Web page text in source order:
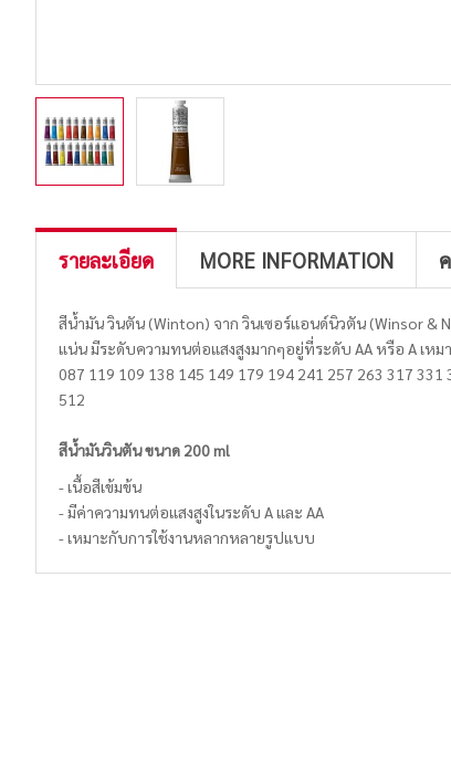
รายละเอียด MORE INFORMATION
สีน้ำมัน วินตัน (Winton) จาก วินเซอร์แอนด์นิวตัน (Winsor &
แน่น มีระดับความทนต่อแสงสูงมากๆอยู่ที่ระดับ AA หรือ A เห
087 119 109 138 145 149 179 194 241 257 263 317
512
สีน้ำมันวินตัน ขนาด 200 ml
- เนื้อสีเข้มข้น
- มีค่าความทนต่อแสงสูงในระดับ A และ AA
- เหมาะกับการใช้งานหลากหลายรูปแบบ